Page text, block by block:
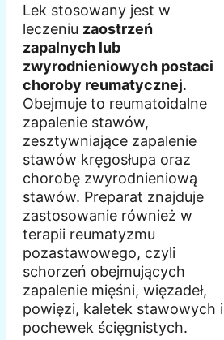
Lek stosowany jest w
leczeniu zaostrzeń
zapalnych lub
zwyrodnieniowych postaci
choroby reumatycznej.
Obejmuje to reumatoidalne
zapalenie stawów,
zesztywniające zapalenie
stawów kręgosłupa oraz
chorobę zwyrodnieniową
stawów. Preparat znajduje
zastosowanie również w
terapii reumatyzmu
pozastawowego, czyli
schorzeń obejmujących
zapalenie mięśni, więzadeł,
powięzi, kaletek stawowych i
pochewek ścięgnistych.